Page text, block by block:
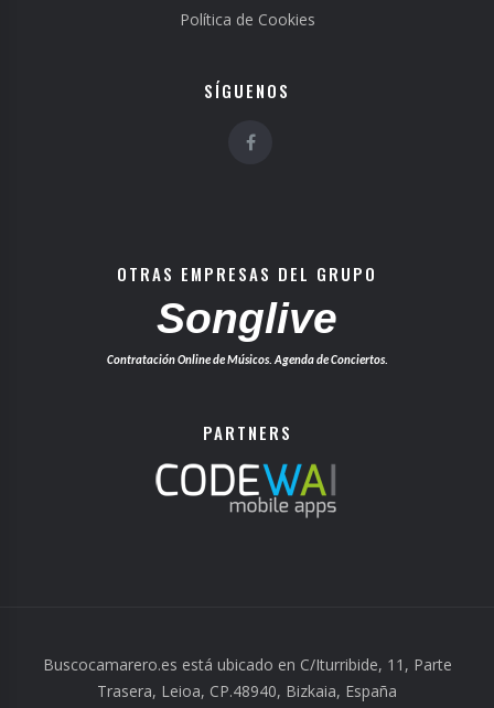
Política de Cookies
SÍGUENOS
OTRAS EMPRESAS DEL GRUPO
Songlive
Contratación Online de Músicos. Agenda de Conciertos.
PARTNERS
Buscocamarero.es está ubicado en C/Iturribide, 11, Parte
Trasera, Leioa, CP.48940, Bizkaia, España